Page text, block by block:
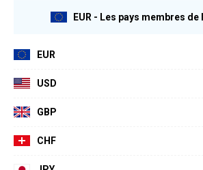
EUR - Les pays membres de
EUR
USD
GBP
CHF